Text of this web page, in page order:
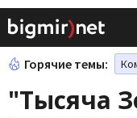
Горячие темы:
"Тысяча